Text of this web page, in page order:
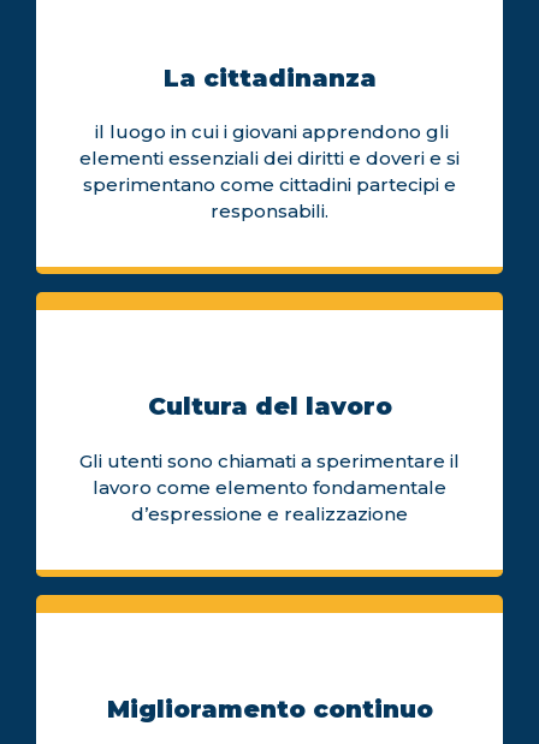
La cittadinanza
il luogo in cui i giovani apprendono gli
elementi essenziali dei diritti e doveri e si
sperimentano come cittadini partecipi e
responsabili.
Cultura del lavoro
Gli utenti sono chiamati a sperimentare il
lavoro come elemento fondamentale
d’espressione e realizzazione
Miglioramento continuo